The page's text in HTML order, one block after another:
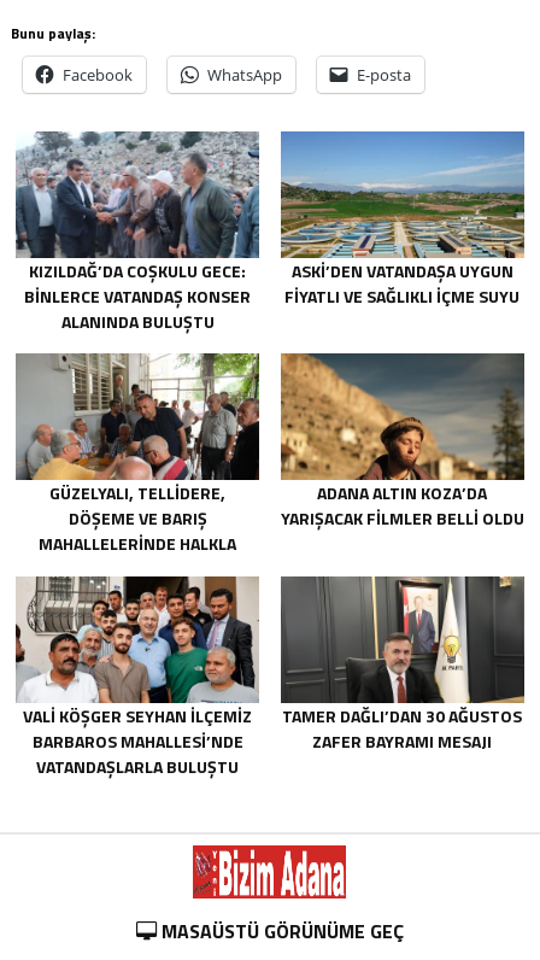
Bunu paylaş:
Facebook WhatsApp E-posta
KIZILDAĞ’DA COŞKULU GECE:
BINLERCE VATANDAŞ KONSER
ALANINDA BULUŞTU
ASKİ’DEN VATANDAŞA UYGUN
FIYATLI VE SAĞLIKLI IÇME SUYU
GÜZELYALI, TELLIDERE,
DÖŞEME VE BARIŞ
MAHALLELERINDE HALKLA
ADANA ALTIN KOZA’DA
YARIŞACAK FILMLER BELLI OLDU
VALİ KÖŞGER SEYHAN İLÇEMİZ
BARBAROS MAHALLESİ’NDE
VATANDAŞLARLA BULUŞTU
TAMER DAĞLI’DAN 30 AĞUSTOS
ZAFER BAYRAMI MESAJI
MASAÜSTÜ GÖRÜNÜME GEÇ